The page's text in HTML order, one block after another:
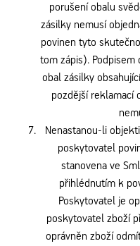
porušení obalu
zásilky nemusí
povinen tyto
tom zápis).
obal zásilky
pozdější reklamací
Nenastanou-li
poskytovatel
stanovena ve
přihlédnutím k
Poskytovatel je
poskytovatel zboží
oprávněn zboží